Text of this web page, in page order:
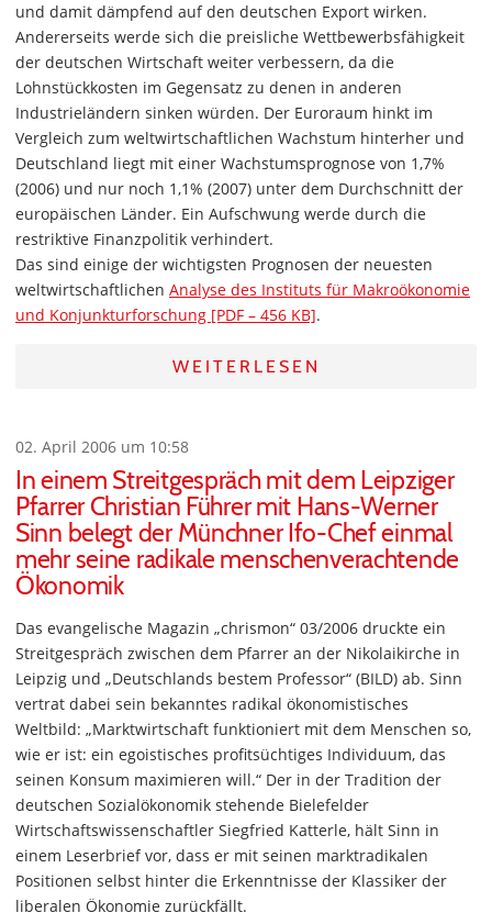
und damit dämpfend auf den deutschen Export wirken.
Andererseits werde sich die preisliche Wettbewerbsfähigkeit
der deutschen Wirtschaft weiter verbessern, da die
Lohnstückkosten im Gegensatz zu denen in anderen
Industrieländern sinken würden. Der Euroraum hinkt im
Vergleich zum weltwirtschaftlichen Wachstum hinterher und
Deutschland liegt mit einer Wachstumsprognose von 1,7%
(2006) und nur noch 1,1% (2007) unter dem Durchschnitt der
europäischen Länder. Ein Aufschwung werde durch die
restriktive Finanzpolitik verhindert.
Das sind einige der wichtigsten Prognosen der neuesten
weltwirtschaftlichen Analyse des Instituts für Makroökonomie
und Konjunkturforschung [PDF – 456 KB].
WEITERLESEN
02. April 2006 um 10:58
In einem Streitgespräch mit dem Leipziger
Pfarrer Christian Führer mit Hans-Werner
Sinn belegt der Münchner Ifo-Chef einmal
mehr seine radikale menschenverachtende
Ökonomik
Das evangelische Magazin „chrismon“ 03/2006 druckte ein
Streitgespräch zwischen dem Pfarrer an der Nikolaikirche in
Leipzig und „Deutschlands bestem Professor“ (BILD) ab. Sinn
vertrat dabei sein bekanntes radikal ökonomistisches
Weltbild: „Marktwirtschaft funktioniert mit dem Menschen so,
wie er ist: ein egoistisches profitsüchtiges Individuum, das
seinen Konsum maximieren will.“ Der in der Tradition der
deutschen Sozialökonomik stehende Bielefelder
Wirtschaftswissenschaftler Siegfried Katterle, hält Sinn in
einem Leserbrief vor, dass er mit seinen marktradikalen
Positionen selbst hinter die Erkenntnisse der Klassiker der
liberalen Ökonomie zurückfällt.